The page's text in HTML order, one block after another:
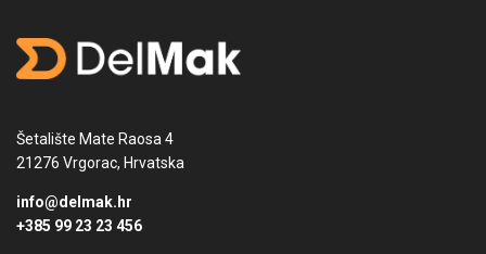
Šetalište Mate Raosa 4
21276 Vrgorac, Hrvatska
info@delmak.hr
+385 99 23 23 456